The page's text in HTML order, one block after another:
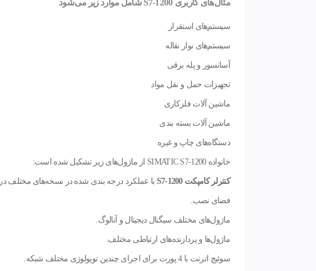
مثال‌هایکاربری S7-1200شامل موارد زیر می‌شود
سیستم‌های استقرار
سیستم‌های نوار نقاله
آسانسور و پله برقی
تجهیزات حمل و نقل مواد
ماشین آلات فلزکاری
ماشین آلات بسته بندی
دستگاه‌های چاپ و غیره
خانواده SIMATIC S7-1200 از ماژول‌های زیر تشکیل شده است:
کنترلر کامپکتS7-1200
فضای نصب.
ماژول‌های مختلف سیگنال دیجیتال و آنالوگ.
ماژول‌ها و پردازنده‌های ارتباطی مختلف.
سوئیچ اترنت با 4 پورت برای اجرای چندین توپولوژی مختلف شبکه.